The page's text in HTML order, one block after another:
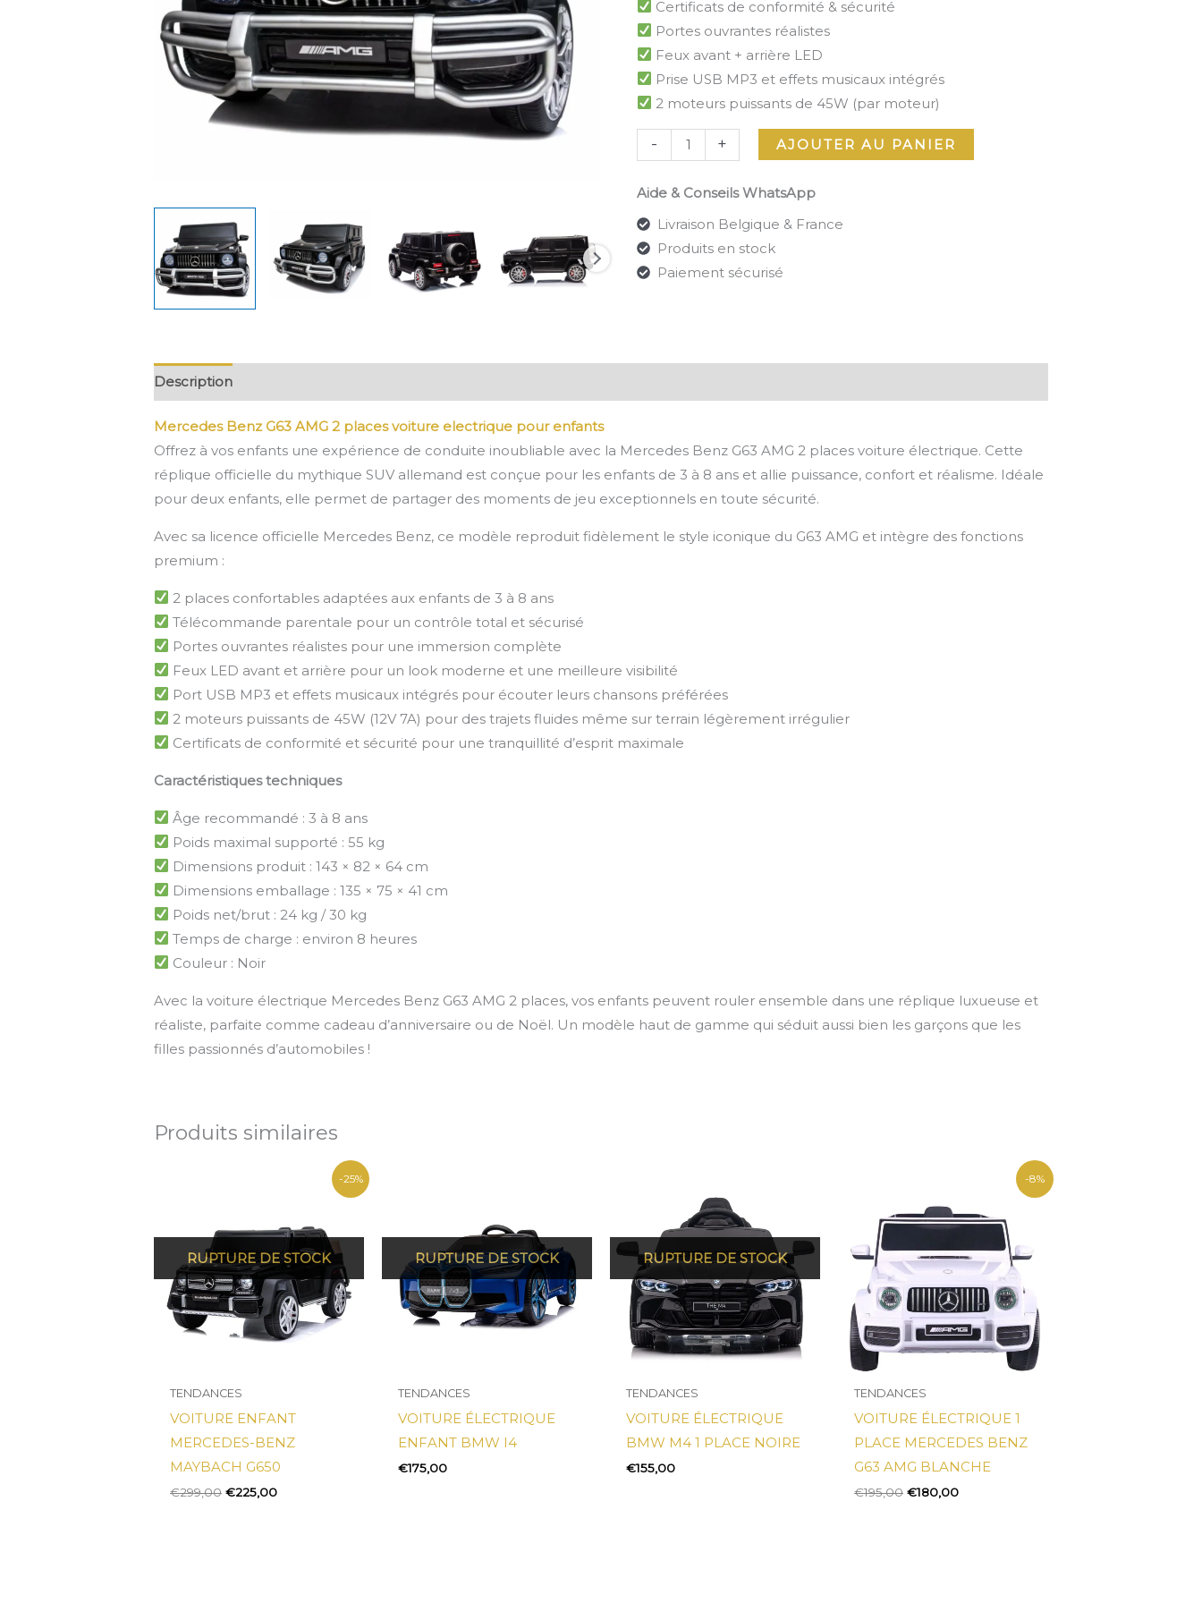
Certificats de conformité & sécurité
Portes ouvrantes réalistes
Feux avant + arrière LED
Prise USB MP3 et effets musicaux intégrés
2 moteurs puissants de 45W (par moteur)
- + AJOUTER AU PANIER
Aide & Conseils WhatsApp
Livraison Belgique & France
Produits en stock
Paiement sécurisé
Description
Mercedes Benz G63 AMG 2 places voiture electrique pour enfants
Offrez à vos enfants une expérience de conduite inoubliable avec la Mercedes Benz G63 AMG 2 places voiture électrique. Cette
réplique officielle du mythique SUV allemand est conçue pour les enfants de 3 à 8 ans et allie puissance, confort et réalisme. Idéale
pour deux enfants, elle permet de partager des moments de jeu exceptionnels en toute sécurité.
Avec sa licence officielle Mercedes Benz, ce modèle reproduit fidèlement le style iconique du G63 AMG et intègre des fonctions
premium :
2 places confortables adaptées aux enfants de 3 à 8 ans
Télécommande parentale pour un contrôle total et sécurisé
Portes ouvrantes réalistes pour une immersion complète
Feux LED avant et arrière pour un look moderne et une meilleure visibilité
Port USB MP3 et effets musicaux intégrés pour écouter leurs chansons préférées
2 moteurs puissants de 45W (12V 7A) pour des trajets fluides même sur terrain légèrement irrégulier
Certificats de conformité et sécurité pour une tranquillité d’esprit maximale
Caractéristiques techniques
Âge recommandé : 3 à 8 ans
Poids maximal supporté : 55 kg
Dimensions produit : 143 × 82 × 64 cm
Dimensions emballage : 135 × 75 × 41 cm
Poids net/brut : 24 kg / 30 kg
Temps de charge : environ 8 heures
Couleur : Noir
Avec la voiture électrique Mercedes Benz G63 AMG 2 places, vos enfants peuvent rouler ensemble dans une réplique luxueuse et
réaliste, parfaite comme cadeau d’anniversaire ou de Noël. Un modèle haut de gamme qui séduit aussi bien les garçons que les
filles passionnés d’automobiles !
Produits similaires
-25%
TENDANCES
VOITURE ENFANT
MERCEDES-BENZ
MAYBACH G650
€299,00
€299,00.
€225,00
€225,00.
TENDANCES
VOITURE ÉLECTRIQUE
ENFANT BMW I4
€175,00
TENDANCES
VOITURE ÉLECTRIQUE
BMW M4 1 PLACE NOIRE
€155,00
-8%
TENDANCES
VOITURE ÉLECTRIQUE 1
PLACE MERCEDES BENZ
G63 AMG BLANCHE
€195,00
était :
€195,00.
€180,00
est :
€180,00.